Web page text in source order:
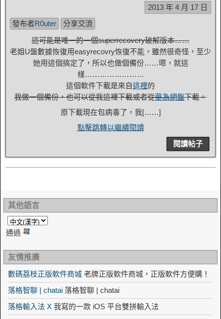
2013 年 4 月 17 日
發布者R0uter
分享交流
這可能是唯一的一個superrecovery破解版本……
老姐U盤數據恢復用easyrecovry恢復不能，雖然很奇怪，至少
她用這個搞定了，所以也做個備份……嗯，就這
樣……………………
這個軟件下載是來自這裡的
我做一個備份，也可以從我這裡下載或者從華為網盤下載。
原下載現在包病毒了，我[……]
點擊跳轉以繼續閱讀
閱讀帖子
其他語言
通過
友情推廣
數碼荔枝正版軟件商城 老牌正版軟件商城，正版軟件方便購！
落格智聊 | chatai 落格智聊 | chatai
落格輸入法 X 我寫的一款 iOS 平台雙拼輸入法